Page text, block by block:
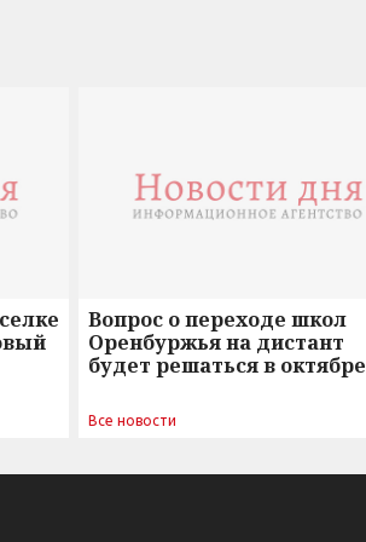
Вопрос о переходе школ
Оренбуржья на дистант
будет решаться в октябре
Все новости